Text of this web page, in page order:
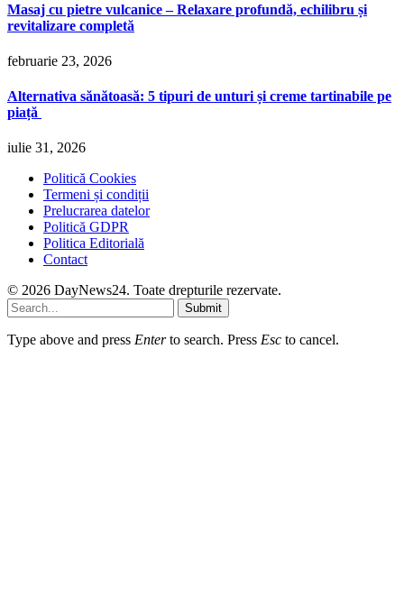
Masaj cu pietre vulcanice – Relaxare profundă, echilibru și
revitalizare completă
februarie 23, 2026
Alternativa sănătoasă: 5 tipuri de unturi și creme tartinabile pe
piață
iulie 31, 2026
Politică Cookies
Termeni și condiții
Prelucrarea datelor
Politică GDPR
Politica Editorială
Contact
© 2026 DayNews24. Toate drepturile rezervate.
Submit
Type above and press Enterto search. Press Esc to cancel.